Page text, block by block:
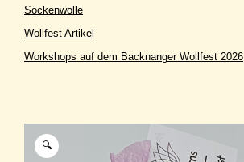
🔍
Sockenwolle
Wollfest Artikel
Workshops auf dem Backnanger Wollfest 2026